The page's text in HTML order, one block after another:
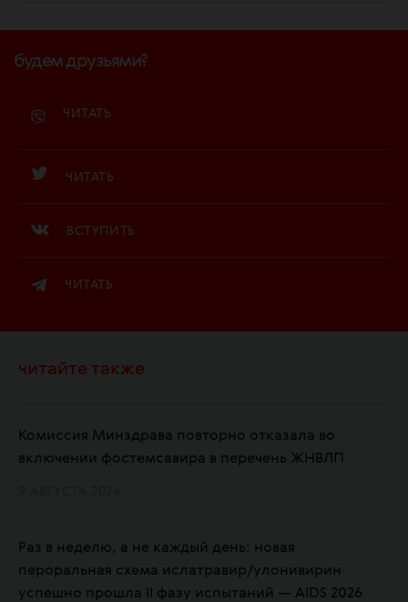
будем друзьями?
ЧИТАТЬ
ЧИТАТЬ
ВСТУПИТЬ
ЧИТАТЬ
читайте также
Комиссия Минздрава повторно отказала во
включении фостемсавира в перечень ЖНВЛП
Раз в неделю, а не каждый день: новая
пероральная схема ислатравир/улонивирин
успешно прошла II фазу испытаний — AIDS 2026